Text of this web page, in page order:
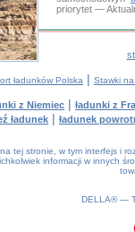
priorytet —
ładunków Polska | Stawki
z Niemiec | ładunki z
ładunek | ładunek
tej stronie, w tym interfejs i
informacji w innych
DELLA® —